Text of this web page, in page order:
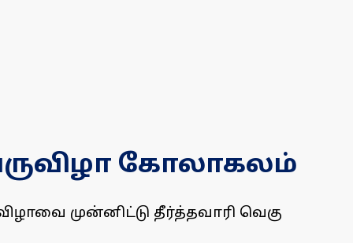
கோலாகலம்
முன்னிட்டு தீர்த்தவாரி வெகு